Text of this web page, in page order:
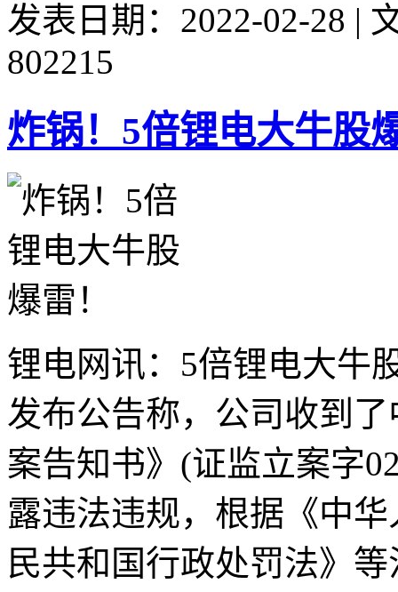
发表日期：2022-02-28 |
802215
炸锅！5倍锂电大牛股
锂电网讯：5倍锂电大牛
发布公告称，公司收到
案告知书》(证监立案字
露违法违规，根据《中
民共和国行政处罚法》